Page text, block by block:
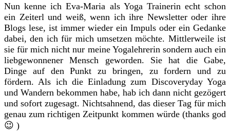
Nun kenne ich Eva-Maria als Yoga Trainerin echt schon
ein Zeiterl und weiß, wenn ich ihre Newsletter oder ihre
Blogs lese, ist immer wieder ein Impuls oder ein Gedanke
dabei, den ich für mich umsetzen möchte. Mittlerweile ist
sie für mich nicht nur meine Yogalehrerin sondern auch ein
liebgewonnener Mensch geworden. Sie hat die Gabe,
Dinge auf den Punkt zu bringen, zu fordern und zu
fördern. Als ich die Einladung zum Discoveryday Yoga
und Wandern bekommen habe, hab ich dann nicht gezögert
und sofort zugesagt. Nichtsahnend, das dieser Tag für mich
genau zum richtigen Zeitpunkt kommen würde (thanks god
😉 )